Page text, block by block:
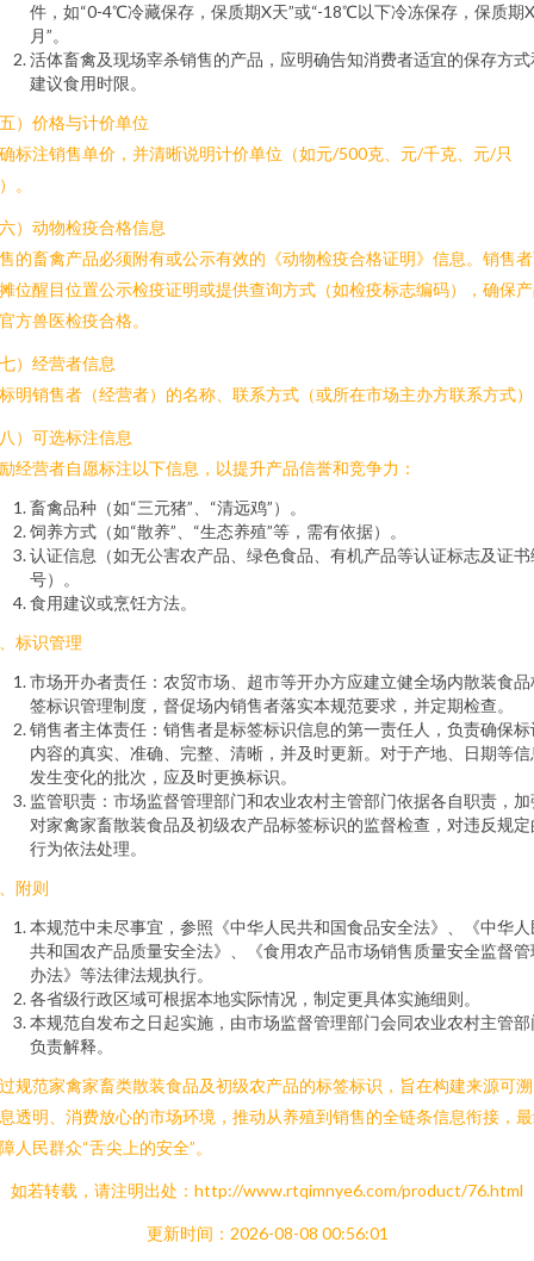
件，如“0-4℃冷藏保存，保质期X天”或“-18℃以下冷冻保存，保质期
月”。
活体畜禽及现场宰杀销售的产品，应明确告知消费者适宜的保存方式
建议食用时限。
）价格与计价单位
标注销售单价，并清晰说明计价单位（如元/500克、元/千克、元/只
。
）动物检疫合格信息
的畜禽产品必须附有或公示有效的《动物检疫合格证明》信息。销售
位醒目位置公示检疫证明或提供查询方式（如检疫标志编码），确保
方兽医检疫合格。
）经营者信息
明销售者（经营者）的名称、联系方式（或所在市场主办方联系方式
）可选标注信息
经营者自愿标注以下信息，以提升产品信誉和竞争力：
畜禽品种（如“三元猪”、“清远鸡”）。
饲养方式（如“散养”、“生态养殖”等，需有依据）。
认证信息（如无公害农产品、绿色食品、有机产品等认证标志及证书
号）。
食用建议或烹饪方法。
标识管理
市场开办者责任：农贸市场、超市等开办方应建立健全场内散装食品
签标识管理制度，督促场内销售者落实本规范要求，并定期检查。
销售者主体责任：销售者是标签标识信息的第一责任人，负责确保标
内容的真实、准确、完整、清晰，并及时更新。对于产地、日期等信
发生变化的批次，应及时更换标识。
监管职责：市场监督管理部门和农业农村主管部门依据各自职责，加
对家禽家畜散装食品及初级农产品标签标识的监督检查，对违反规定
行为依法处理。
附则
本规范中未尽事宜，参照《中华人民共和国食品安全法》、《中华人
共和国农产品质量安全法》、《食用农产品市场销售质量安全监督管
办法》等法律法规执行。
各省级行政区域可根据本地实际情况，制定更具体实施细则。
本规范自发布之日起实施，由市场监督管理部门会同农业农村主管部
负责解释。
规范家禽家畜类散装食品及初级农产品的标签标识，旨在构建来源可
透明、消费放心的市场环境，推动从养殖到销售的全链条信息衔接，
人民群众“舌尖上的安全”。
如若转载，请注明出处：http://www.rtqimnye6.com/product/76.html
更新时间：2026-08-08 00:56:01